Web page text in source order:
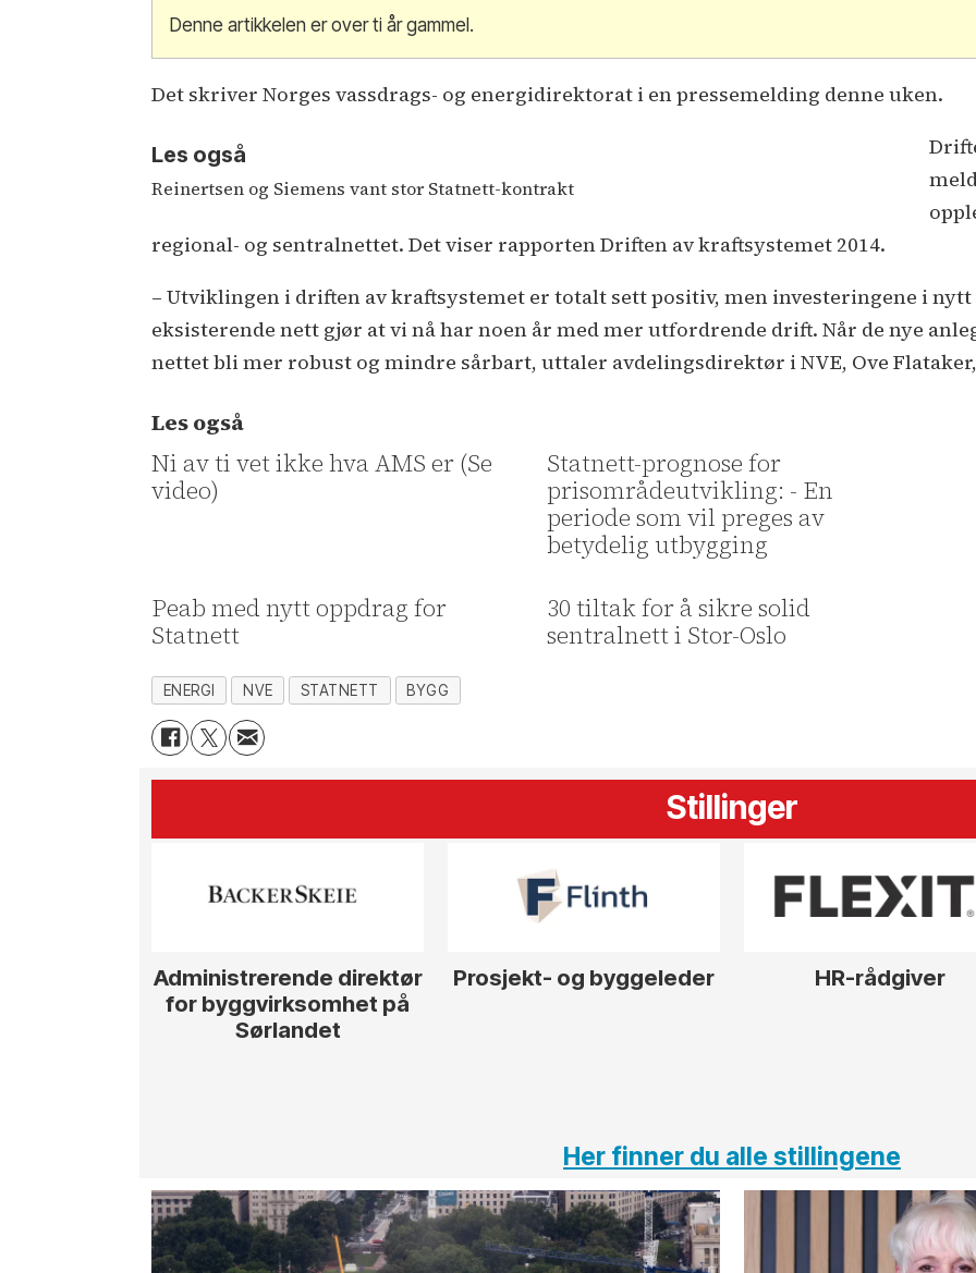
Denne artikkelen er over ti år gammel.
Det skriver Norges vassdrags- og energidirektorat i en pressemelding denne uken.
Les også
Reinertsen og Siemens vant stor Statnett-kontrakt
regional- og sentralnettet. Det viser rapporten Driften av kraftsystemet 2014.
– Utviklingen i driften av kraftsystemet er totalt sett positiv, men investeringene i
eksisterende nett gjør at vi nå har noen år med mer utfordrende drift. Når de nye
nettet bli mer robust og mindre sårbart, uttaler avdelingsdirektør i NVE, Ove
Les også
Ni av ti vet ikke hva AMS er (Se
video)
Statnett-prognose for
prisområdeutvikling: - En
periode som vil preges av
betydelig utbygging
Peab med nytt oppdrag for
Statnett
30 tiltak for å sikre solid
sentralnett i Stor-Oslo
ENERGI NVE STATNETT BYGG
Stillinger
Administrerende direktør
for byggvirksomhet på
Sørlandet
Prosjekt- og byggeleder HR-rådgiver
Her finner du alle stillingene